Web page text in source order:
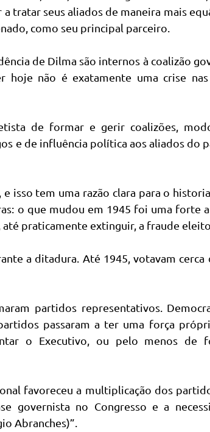
tratar seus aliados de maneira mais
como seu principal parceiro.
de Dilma são internos à coalizão
não é exatamente uma crise nas
de formar e gerir coalizões,
e de influência política aos aliados do
isso tem uma razão clara para o
o que mudou em 1945 foi uma forte
praticamente extinguir, a fraude
a ditadura. Até 1945, votavam cerca
partidos representativos.
passaram a ter uma força
o Executivo, ou pelo menos de
favoreceu a multiplicação dos
governista no Congresso e a
Abranches)”.